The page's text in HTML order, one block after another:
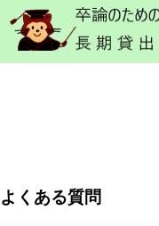
よくある質問